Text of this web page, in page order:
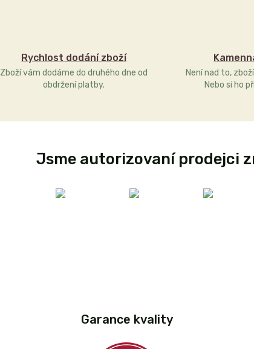
Rychlost dodání zboží
Zboží vám dodáme do druhého dne od
obdržení platby.
Není nad to,
Nebo si ho
Jsme autorizovaní prodejci
Garance kvality